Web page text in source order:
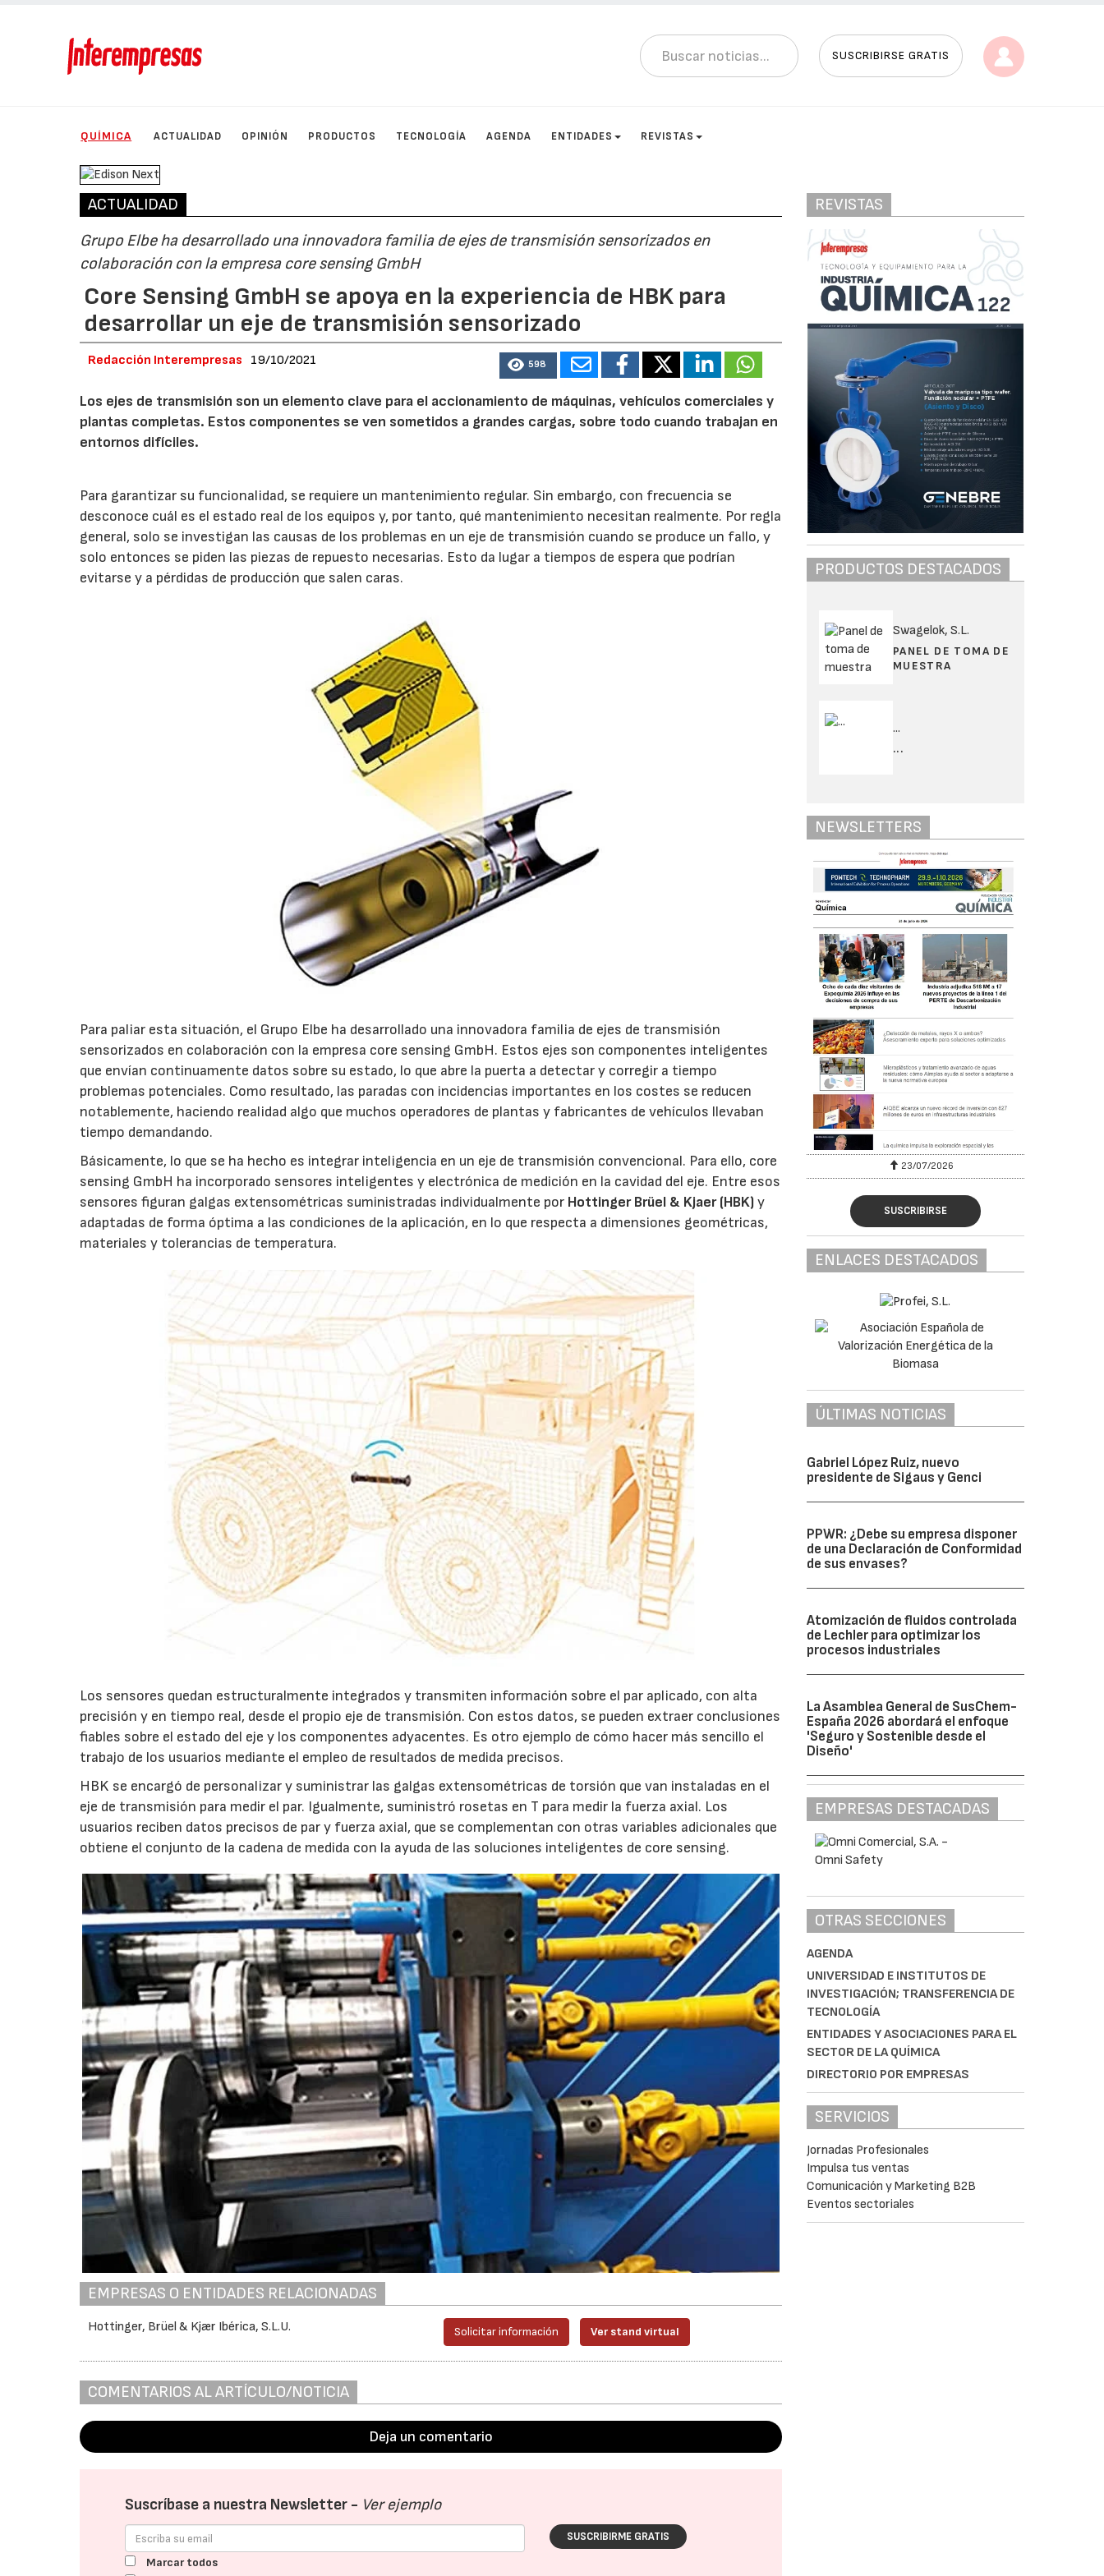
SUSCRIBIRSE GRATIS
QUÍMICA ACTUALIDAD OPINIÓN PRODUCTOS TECNOLOGÍA AGENDA ENTIDADES REVISTAS
ACTUALIDAD
Grupo Elbe ha desarrollado una innovadora familia de ejes de transmisión sensorizados en
colaboración con la empresa core sensing GmbH
Core Sensing GmbH se apoya en la experiencia de HBK para
desarrollar un eje de transmisión sensorizado
Redacción Interempresas 19/10/2021 598
Los ejes de transmisión son un elemento clave para el accionamiento de máquinas, vehículos comerciales y
plantas completas. Estos componentes se ven sometidos a grandes cargas, sobre todo cuando trabajan en
entornos difíciles.
Para garantizar su funcionalidad, se requiere un mantenimiento regular. Sin embargo, con frecuencia se
desconoce cuál es el estado real de los equipos y, por tanto, qué mantenimiento necesitan realmente. Por regla
general, solo se investigan las causas de los problemas en un eje de transmisión cuando se produce un fallo, y
solo entonces se piden las piezas de repuesto necesarias. Esto da lugar a tiempos de espera que podrían
evitarse y a pérdidas de producción que salen caras.
Para paliar esta situación, el Grupo Elbe ha desarrollado una innovadora familia de ejes de transmisión
sensorizados en colaboración con la empresa core sensing GmbH. Estos ejes son componentes inteligentes
que envían continuamente datos sobre su estado, lo que abre la puerta a detectar y corregir a tiempo
problemas potenciales. Como resultado, las paradas con incidencias importantes en los costes se reducen
notablemente, haciendo realidad algo que muchos operadores de plantas y fabricantes de vehículos llevaban
tiempo demandando.
Básicamente, lo que se ha hecho es integrar inteligencia en un eje de transmisión convencional. Para ello, core
sensing GmbH ha incorporado sensores inteligentes y electrónica de medición en la cavidad del eje. Entre esos
sensores figuran galgas extensométricas suministradas individualmente por Hottinger Brüel & Kjaer (HBK)y
adaptadas de forma óptima a las condiciones de la aplicación, en lo que respecta a dimensiones geométricas,
materiales y tolerancias de temperatura.
Los sensores quedan estructuralmente integrados y transmiten información sobre el par aplicado, con alta
precisión y en tiempo real, desde el propio eje de transmisión. Con estos datos, se pueden extraer conclusiones
fiables sobre el estado del eje y los componentes adyacentes. Es otro ejemplo de cómo hacer más sencillo el
trabajo de los usuarios mediante el empleo de resultados de medida precisos.
HBK se encargó de personalizar y suministrar las galgas extensométricas de torsión que van instaladas en el
eje de transmisión para medir el par. Igualmente, suministró rosetas en T para medir la fuerza axial. Los
usuarios reciben datos precisos de par y fuerza axial, que se complementan con otras variables adicionales que
obtiene el conjunto de la cadena de medida con la ayuda de las soluciones inteligentes de core sensing.
EMPRESAS O ENTIDADES RELACIONADAS
Hottinger, Brüel & Kjær Ibérica, S.L.U. Solicitar información Ver stand virtual
COMENTARIOS AL ARTÍCULO/NOTICIA
Deja un comentario
Suscríbase a nuestra Newsletter - Ver ejemplo
SUSCRIBIRME GRATIS
Marcar todos
REVISTAS
PRODUCTOS DESTACADOS
Swagelok, S.L.
PANEL DE TOMA DE
MUESTRA
...
...
NEWSLETTERS
23/07/2026 30/07/2026 23/07/2026
SUSCRIBIRSE
ENLACES DESTACADOS
ÚLTIMAS NOTICIAS
Gabriel López Ruiz, nuevo
presidente de Sigaus y Genci
PPWR: ¿Debe su empresa disponer
de una Declaración de Conformidad
de sus envases?
Atomización de fluidos controlada
de Lechler para optimizar los
procesos industriales
La Asamblea General de SusChem-
España 2026 abordará el enfoque
'Seguro y Sostenible desde el
Diseño'
EMPRESAS DESTACADAS
OTRAS SECCIONES
AGENDA
UNIVERSIDAD E INSTITUTOS DE
INVESTIGACIÓN; TRANSFERENCIA DE
TECNOLOGÍA
ENTIDADES Y ASOCIACIONES PARA EL
SECTOR DE LA QUÍMICA
DIRECTORIO POR EMPRESAS
SERVICIOS
Jornadas Profesionales
Impulsa tus ventas
Comunicación y Marketing B2B
Eventos sectoriales